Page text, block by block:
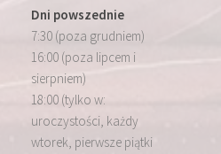
Dni powszednie
7:30 (poza grudniem)
16:00 (poza lipcem i
sierpniem)
18:00 (tylko w:
uroczystości, każdy
wtorek, pierwsze piątki